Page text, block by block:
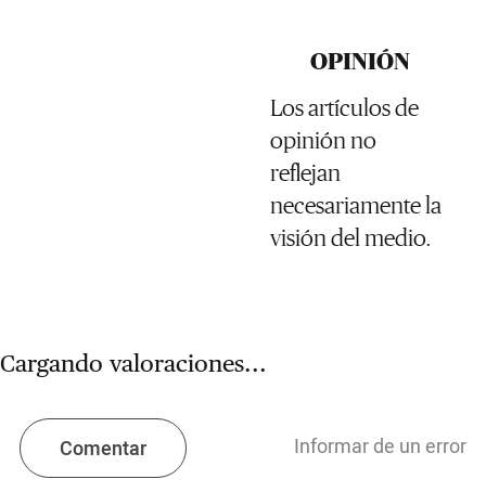
OPINIÓN
Los artículos de
opinión no
reflejan
necesariamente la
visión del medio.
Cargando valoraciones...
Comentar Informar de un error